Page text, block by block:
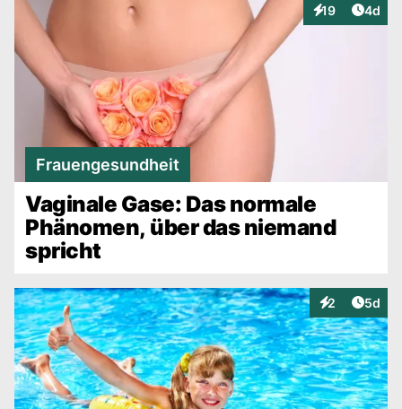
19
Interaktionen
4d
Frauengesundheit
Vaginale Gase: Das normale
Phänomen, über das niemand
spricht
2
Interaktionen
5d